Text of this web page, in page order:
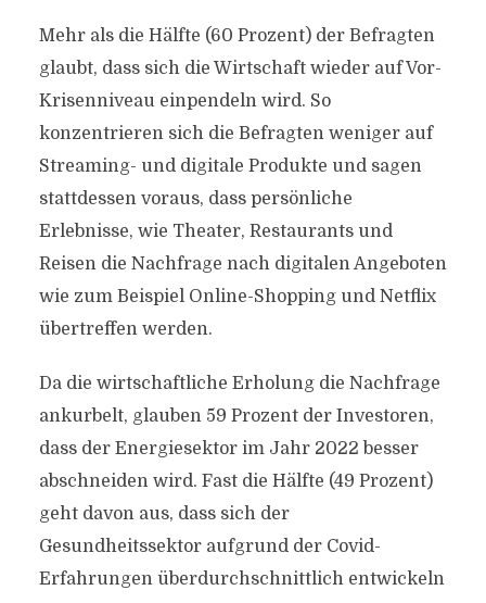
Mehr als die Hälfte (60 Prozent) der Befragten
glaubt, dass sich die Wirtschaft wieder auf Vor-
Krisenniveau einpendeln wird. So
konzentrieren sich die Befragten weniger auf
Streaming- und digitale Produkte und sagen
stattdessen voraus, dass persönliche
Erlebnisse, wie Theater, Restaurants und
Reisen die Nachfrage nach digitalen Angeboten
wie zum Beispiel Online-Shopping und Netflix
übertreffen werden.
Da die wirtschaftliche Erholung die Nachfrage
ankurbelt, glauben 59 Prozent der Investoren,
dass der Energiesektor im Jahr 2022 besser
abschneiden wird. Fast die Hälfte (49 Prozent)
geht davon aus, dass sich der
Gesundheitssektor aufgrund der Covid-
Erfahrungen überdurchschnittlich entwickeln